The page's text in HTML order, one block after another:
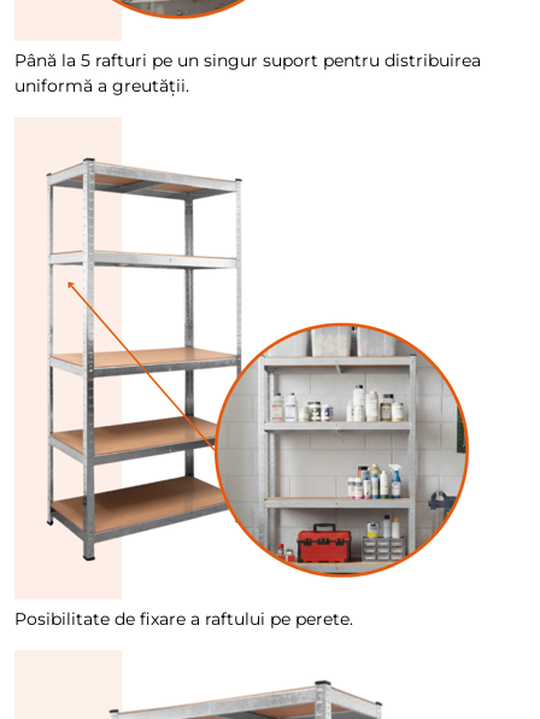
Până la 5 rafturi pe un singur suport pentru distribuirea
uniformă a greutății.
Posibilitate de fixare a raftului pe perete.